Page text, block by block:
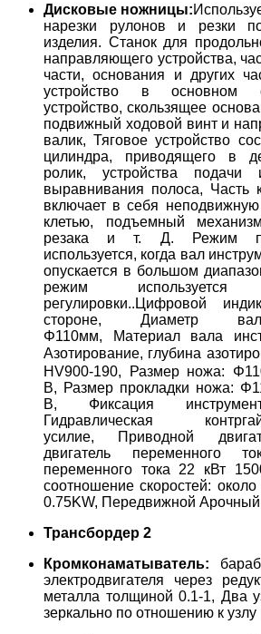
Дисковые ножницы:
нарезки рулонов и резки
изделия. Станок для
направляющего устройства,
части, основания и других
устройство в основном
устройство, скользящее
подвижный ходовой винт и
валик,Тяговое устройство
цилиндра, приводящего в
ролик, устройства подачи
выравнивания полоса, Часть
включает в себя
клетью, подъемный
резака и т. Д.
Режим
используется, когда вал
опускается в большом
режим
регулировки.. Цифровой
стороне, Диаметр
Φ110мм,
Материал вала
Азотирование, глубина
HV900-190,
Размер ножа:
B, Размер прокладки ножа:
B, Фиксация
Гидравлическая
усилие, Приводной
двигатель переменного
переменного тока 22 кВт
соотношение скоростей: около
0.75KW, Передвижной
Трансбордер 2
Кромконаматыватель:
электродвигателя через
металла толщиной 0.1-1, Два
зеркально по отношению к узлу